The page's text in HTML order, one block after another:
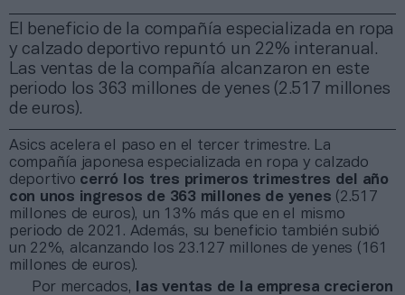
El beneficio de la compañía especializada en ropa
y calzado deportivo repuntó un 22% interanual.
Las ventas de la compañía alcanzaron en este
periodo los 363 millones de yenes (2.517 millones
de euros).
Asics acelera el paso en el tercer trimestre. La
compañía japonesa especializada en ropa y calzado
deportivo cerró los tres primeros trimestres del año
con unos ingresos de 363 millones de yenes (2.517
millones de euros), un 13% más que en el mismo
periodo de 2021. Además, su beneficio también subió
un 22%, alcanzando los 23.127 millones de yenes (161
millones de euros).
Por mercados,
las ventas de la empresa crecieron